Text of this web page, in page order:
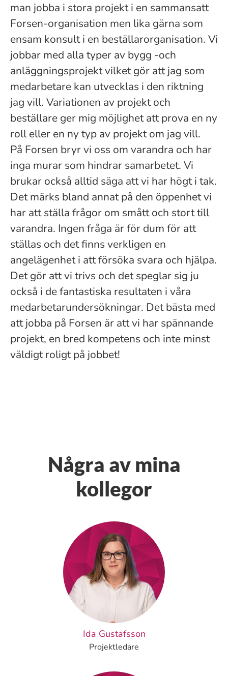
man jobba i stora projekt i en sammansatt
Forsen-organisation men lika gärna som
ensam konsult i en beställarorganisation. Vi
jobbar med alla typer av bygg -och
anläggningsprojekt vilket gör att jag som
medarbetare kan utvecklas i den riktning
jag vill. Variationen av projekt och
beställare ger mig möjlighet att prova en ny
roll eller en ny typ av projekt om jag vill.
På Forsen bryr vi oss om varandra och har
inga murar som hindrar samarbetet. Vi
brukar också alltid säga att vi har högt i tak.
Det märks bland annat på den öppenhet vi
har att ställa frågor om smått och stort till
varandra. Ingen fråga är för dum för att
ställas och det finns verkligen en
angelägenhet i att försöka svara och hjälpa.
Det gör att vi trivs och det speglar sig ju
också i de fantastiska resultaten i våra
medarbetarundersökningar. Det bästa med
att jobba på Forsen är att vi har spännande
projekt, en bred kompetens och inte minst
väldigt roligt på jobbet!
Några av mina
kollegor
Ida Gustafsson
Projektledare